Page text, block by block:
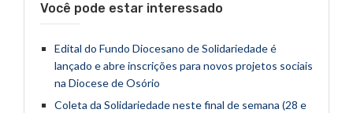
Você pode estar interessado
Edital do Fundo Diocesano de Solidariedade é
lançado e abre inscrições para novos projetos sociais
na Diocese de Osório
Coleta da Solidariedade neste final de semana (28 e